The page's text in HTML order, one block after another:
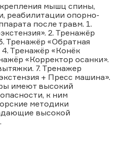
мышц спины,
реабилитации опорно-
после травм. 1.
2. Тренажёр
Тренажёр «Обратная
4. Тренажёр «Конёк
«Корректор осанки».
7. Тренажер
+ Пресс машина».
имеют высокий
к ним
методики
высокой